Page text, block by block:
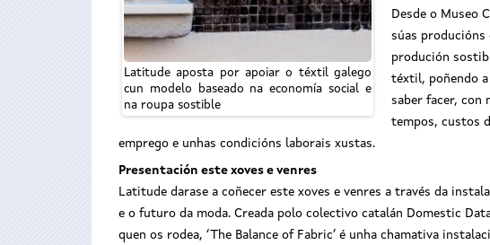
Latitude aposta por apoiar o téxtil galego
cun modelo baseado na economía social e
na roupa sostible
Desde o Museo
súas producións
produción
téxtil, poñendo a
saber facer, con
tempos, custos
emprego e unhas condicións laborais xustas.
Presentación este xoves e venres
Latitude darase a coñecer este xoves e venres a través da
e o futuro da moda. Creada polo colectivo catalán Domestic
quen os rodea, ‘The Balance of Fabric’ é unha chamativa